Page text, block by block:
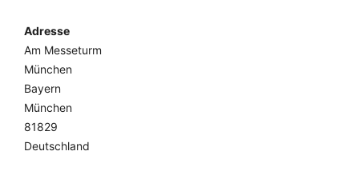
Adresse
Am Messeturm
München
Bayern
München
81829
Deutschland